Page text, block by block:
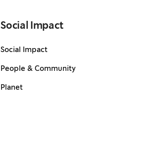
Social Impact
Social Impact
People & Community
Planet